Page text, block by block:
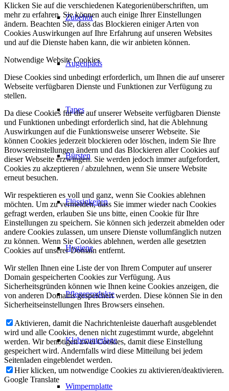
Zubehör
Augenpads
Tapes
Bürsten
Flüssigkeiten
Hygiene
Pflegeprodukte
Kleberunterlage
Wimpernplatte
Klicken Sie auf die verschiedenen Kategorienüberschriften, um
mehr zu erfahren. Sie können auch einige Ihrer Einstellungen
ändern. Beachten Sie, dass das Blockieren einiger Arten von
Cookies Auswirkungen auf Ihre Erfahrung auf unseren Websites
und auf die Dienste haben kann, die wir anbieten können.
Notwendige Website Cookies
Diese Cookies sind unbedingt erforderlich, um Ihnen die auf unserer
Webseite verfügbaren Dienste und Funktionen zur Verfügung zu
stellen.
Da diese Cookies für die auf unserer Webseite verfügbaren Dienste
und Funktionen unbedingt erforderlich sind, hat die Ablehnung
Auswirkungen auf die Funktionsweise unserer Webseite. Sie
können Cookies jederzeit blockieren oder löschen, indem Sie Ihre
Browsereinstellungen ändern und das Blockieren aller Cookies auf
dieser Webseite erzwingen. Sie werden jedoch immer aufgefordert,
Cookies zu akzeptieren / abzulehnen, wenn Sie unsere Website
erneut besuchen.
Wir respektieren es voll und ganz, wenn Sie Cookies ablehnen
möchten. Um zu vermeiden, dass Sie immer wieder nach Cookies
gefragt werden, erlauben Sie uns bitte, einen Cookie für Ihre
Einstellungen zu speichern. Sie können sich jederzeit abmelden oder
andere Cookies zulassen, um unsere Dienste vollumfänglich nutzen
zu können. Wenn Sie Cookies ablehnen, werden alle gesetzten
Cookies auf unserer Domain entfernt.
Wir stellen Ihnen eine Liste der von Ihrem Computer auf unserer
Domain gespeicherten Cookies zur Verfügung. Aus
Sicherheitsgründen können wie Ihnen keine Cookies anzeigen, die
von anderen Domains gespeichert werden. Diese können Sie in den
Sicherheitseinstellungen Ihres Browsers einsehen.
Aktivieren, damit die Nachrichtenleiste dauerhaft ausgeblendet
wird und alle Cookies, denen nicht zugestimmt wurde, abgelehnt
werden. Wir benötigen zwei Cookies, damit diese Einstellung
gespeichert wird. Andernfalls wird diese Mitteilung bei jedem
Seitenladen eingeblendet werden.
Hier klicken, um notwendige Cookies zu aktivieren/deaktivieren.
Google Translate